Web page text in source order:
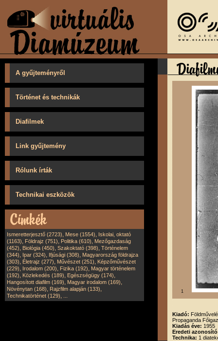
A gyűjteményről
Történet és technikák
Diafilmek
Link gyűjtemény
Rólunk írták
Technikai eszközök
Ismeretterjesztő (2723), Mese (1554), Iskolai, oktató
(1163), Földrajz (751), Politika (610), Mezőgazdaság
(452), Biológia (450), Szakoktató (398), Történelem
(344), Ipar (324), Ifjúsági (308), Magyarország földrajza
(303), Életrajz (277), Művészet (251), Képzőművészet
(229), Irodalom (200), Fizika (192), Magyar történelem
(192), Közlekedés (189), Egészségügy (174),
Hangosított diafilm (169), Magyar irodalom (169),
Növénytan (168), Rajzfilm alapján (133),
Technikatörténet (129),
1
Kiadó:
Propaganda
Kiadás éve: 1955
Eredeti
Technika: 1